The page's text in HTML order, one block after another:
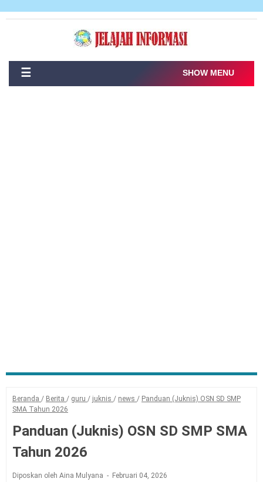
☰ SHOW MENU
Beranda / Berita / guru / juknis / news / Panduan (Juknis) OSN SD SMP
SMA Tahun 2026
Panduan (Juknis) OSN SD SMP SMA
Tahun 2026
Diposkan oleh Aina Mulyana Februari 04, 2026